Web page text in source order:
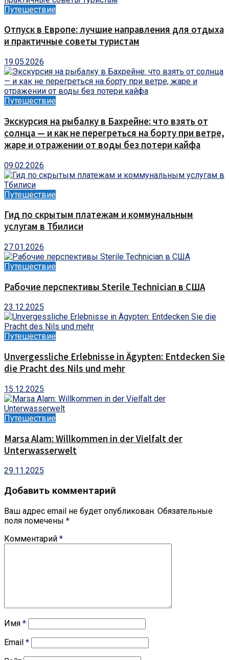
Путешествие
Отпуск в Европе: лучшие направления для отдыха
и практичные советы туристам
19.05.2026
Путешествие
Экскурсия на рыбалку в Бахрейне: что взять от
солнца — и как не перегреться на борту при ветре,
жаре и отражении от воды без потери кайфа
09.02.2026
Путешествие
Гид по скрытым платежам и коммунальным
услугам в Тбилиси
27.01.2026
Путешествие
Рабочие перспективы Sterile Technician в США
23.12.2025
Путешествие
Unvergessliche Erlebnisse in Ägypten: Entdecken Sie
die Pracht des Nils und mehr
15.12.2025
Путешествие
Marsa Alam: Willkommen in der Vielfalt der
Unterwasserwelt
29.11.2025
Добавить комментарий
Ваш адрес email не будет опубликован. Обязательные
поля помечены *
Комментарий *
Имя *
Email *